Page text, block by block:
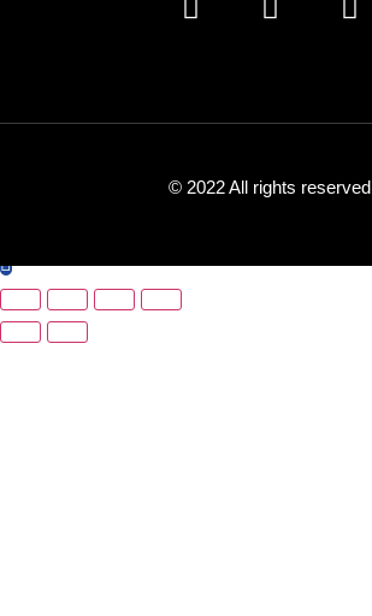
© 2022 All rights reserved